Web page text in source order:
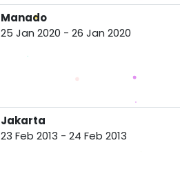
Manado
25 Jan 2020 - 26 Jan 2020
Jakarta
23 Feb 2013 - 24 Feb 2013